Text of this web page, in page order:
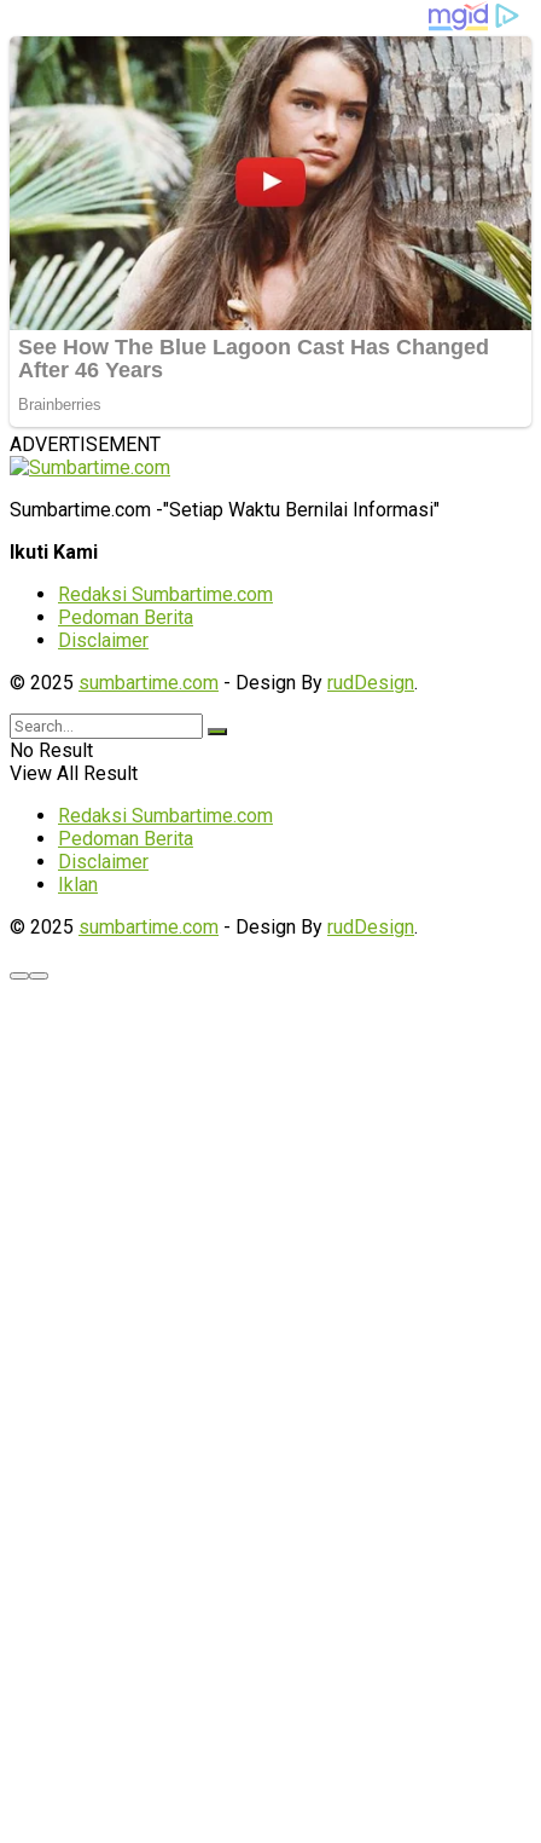
ADVERTISEMENT
Sumbartime.com -"Setiap Waktu Bernilai Informasi"
Ikuti Kami
Redaksi Sumbartime.com
Pedoman Berita
Disclaimer
© 2025 sumbartime.com - Design By rudDesign.
No Result
View All Result
Redaksi Sumbartime.com
Pedoman Berita
Disclaimer
Iklan
© 2025 sumbartime.com - Design By rudDesign.